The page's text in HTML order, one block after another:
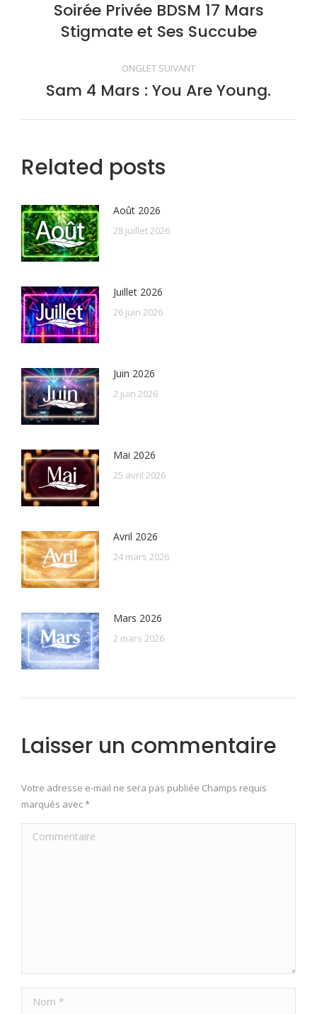
de
commentaire
Onglet
précédent
Soirée Privée BDSM 17 Mars
Stigmate et Ses Succube
ONGLET SUIVANT
Onglet
Sam 4 Mars : You Are Young.
Related posts
Août 2026
28 juillet 2026
Juillet 2026
26 juin 2026
Juin 2026
2 juin 2026
Mai 2026
25 avril 2026
Avril 2026
24 mars 2026
Mars 2026
2 mars 2026
Laisser un commentaire
Votre adresse e-mail ne sera pas publiée Champs requis
marqués avec*
Commentaire
Nom *